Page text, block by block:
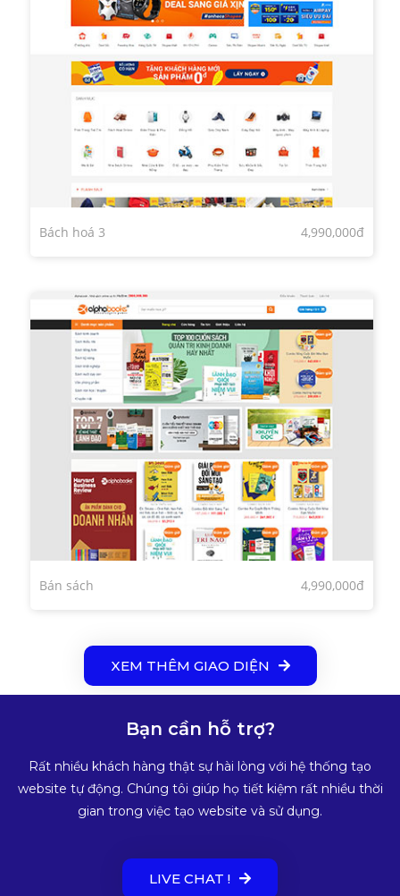
Bách hoá 3 4,990,000đ
Bán sách 4,990,000đ
XEM THÊM GIAO DIỆN
Bạn cần hỗ trợ?
Rất nhiều khách hàng thật sự hài lòng với hệ thống tạo
website tự động. Chúng tôi giúp họ tiết kiệm rất nhiều thời
gian trong việc tạo website và sử dụng.
LIVE CHAT !